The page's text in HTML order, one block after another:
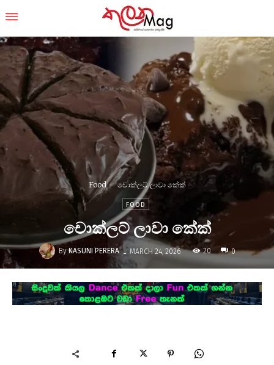
Food චොක්ලට් ලාවා කේක්
FOOD
චොක්ලට් ලාවා කේක්
By KASUNI PERERA - MARCH 24, 2026 20 0